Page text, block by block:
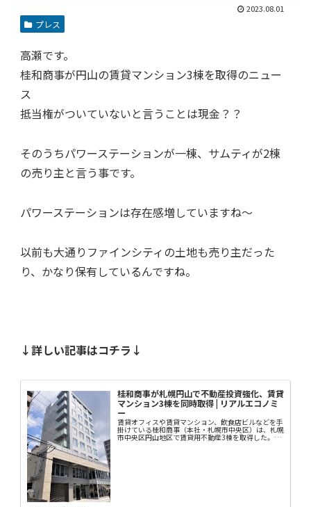
2023.08.01
プレス
高瀬です。
桂和商事が円山の賃貸マンション3棟を取得のニュー
ス
抵当権がついていないと言うことは現金？？
そのうちパワーステーションが一棟、サムティが2棟
の売り主と言う事です。
パワーステーションは存在感増していますね～
以前も大通りファインシティの土地も売り主だった
り、かなり保有しているんですね。
↓詳しい記事はコチラ↓
桂和商事が札幌円山で不動産投資強化、賃貸
マンション3棟を同時取得 | リアルエコノミ
ー
賃貸オフィスや賃貸マンション、飲食店ビルなどを手
掛けている桂和商事（本社・札幌市中央区）は、札幌
市中央区円山地区で賃貸用不動産3棟を取得した。同
社が、3棟を同時期に取得するのは珍しい。取得総額